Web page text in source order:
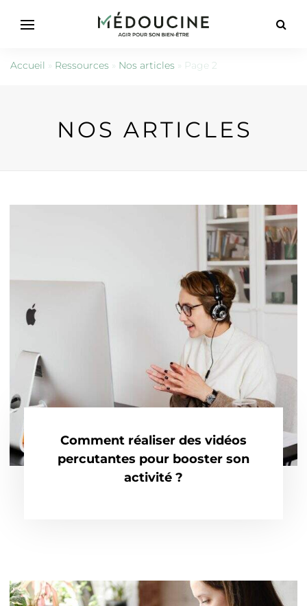
Accueil » Ressources » Nos articles » Page 2
NOS ARTICLES
Comment réaliser des vidéos
percutantes pour booster son
activité ?